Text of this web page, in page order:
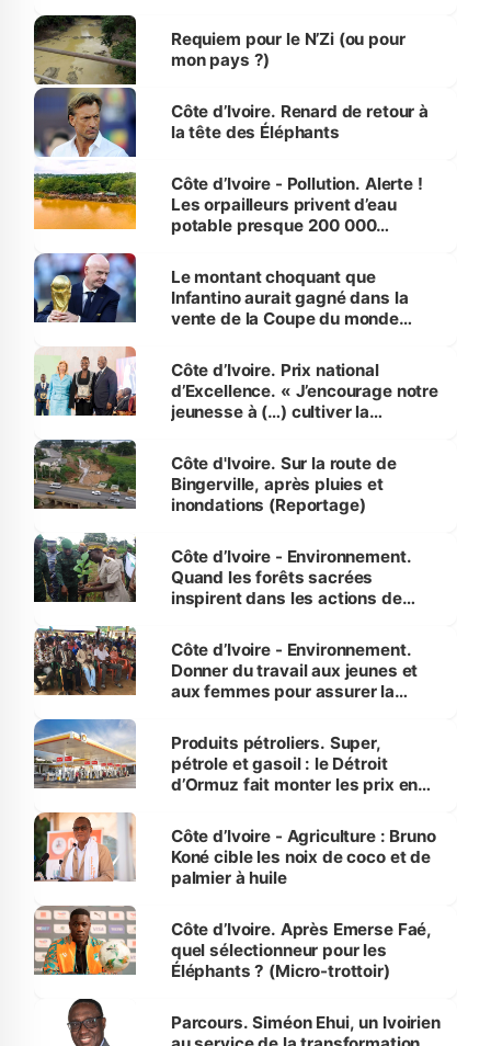
Requiem pour le N’Zi (ou pour
mon pays ?)
Côte d’Ivoire. Renard de retour à
la tête des Éléphants
Côte d’Ivoire - Pollution. Alerte !
Les orpailleurs privent d’eau
potable presque 200 000
Le montant choquant que
Infantino aurait gagné dans la
vente de la Coupe du monde
Côte d’Ivoire. Prix national
d’Excellence. « J’encourage notre
jeunesse à (…) cultiver la
(Alassane Ouattara
Côte d'Ivoire. Sur la route de
Bingerville, après pluies et
inondations (Reportage)
Côte d’Ivoire - Environnement.
Quand les forêts sacrées
inspirent dans les actions de
Côte d’Ivoire - Environnement.
Donner du travail aux jeunes et
aux femmes pour assurer la
menacées
Produits pétroliers. Super,
pétrole et gasoil : le Détroit
d’Ormuz fait monter les prix en
Côte d’Ivoire - Agriculture : Bruno
Koné cible les noix de coco et de
palmier à huile
Côte d’Ivoire. Après Emerse Faé,
quel sélectionneur pour les
Éléphants ? (Micro-trottoir)
Parcours. Siméon Ehui, un Ivoirien